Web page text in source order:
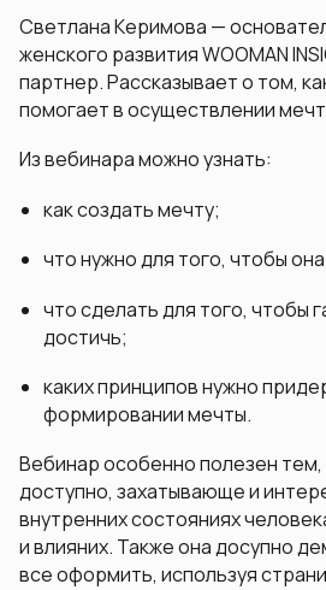
Светлана Керимова —
женского развития WOOMAN
партнер. Рассказывает о том,
помогает в осуществлении
Из вебинара можно узнать:
как создать мечту;
что нужно для того, чтобы
что сделать для того, чтобы
достичь;
каких принципов нужно
формировании мечты.
Вебинар особенно полезен
доступно, захатывающе и
внутренних состояниях
и влияних. Также она досупно
все оформить, используя